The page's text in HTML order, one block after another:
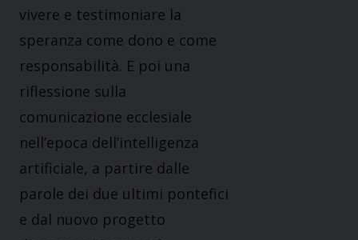
vivere e testimoniare la
speranza come dono e come
responsabilità. E poi una
riflessione sulla
comunicazione ecclesiale
nell’epoca dell’intelligenza
artificiale, a partire dalle
parole dei due ultimi pontefici
e dal nuovo progetto